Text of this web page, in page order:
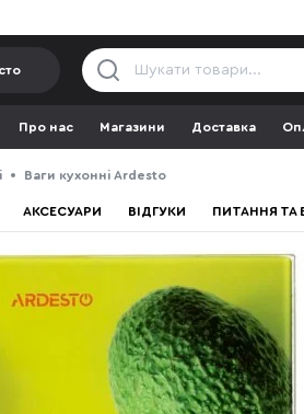
Про нас Магазини Доставка
Ваги кухонні Ardesto
АКСЕСУАРИ ВІДГУКИ ПИТАННЯ ТА